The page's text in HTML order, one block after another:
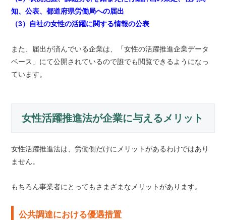
知、公表、都道府県労働局への届出
（3）自社の女性の活躍に関する情報の公表
また、届出が済んでいる企業は、「女性の活躍推進企業データ
ベース」にて公開されているので誰でも閲覧できるようになっ
ています。
女性活躍推進法が企業に与えるメリット
女性活躍推進法は、労働側だけにメリットがあるわけではあり
ません。
もちろん事業者にとってもさまざまなメリットがあります。
公共調達における優遇措置